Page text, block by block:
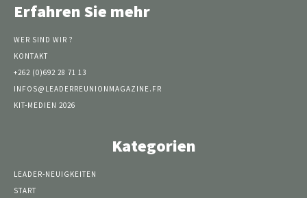
Erfahren Sie mehr
WER SIND WIR ?
KONTAKT
+262 (0)692 28 71 13
INFOS@LEADERREUNIONMAGAZINE.FR
KIT-MEDIEN 2026
Kategorien
LEADER-NEUIGKEITEN
START